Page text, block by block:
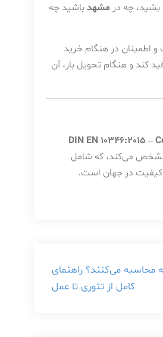
چه در مشهدباشید چه
اطمینان در هنگام خرید
کند و هنگام تحویل بار، آن
DIN EN 10346:2015
مشخص می‌کند، که شامل
در جهان است.
محاسبه می‌کنند؟ راهنمای
کامل از تئوری تا عمل